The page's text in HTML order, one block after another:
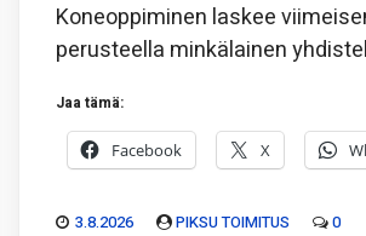
Koneoppiminen laskee
perusteella minkälainen
Jaa tämä:
Facebook X
3.8.2026 PIKSU TOIMITUS 0